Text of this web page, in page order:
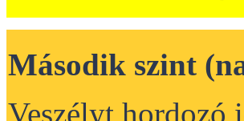
Második szint
Veszélyt hordozó